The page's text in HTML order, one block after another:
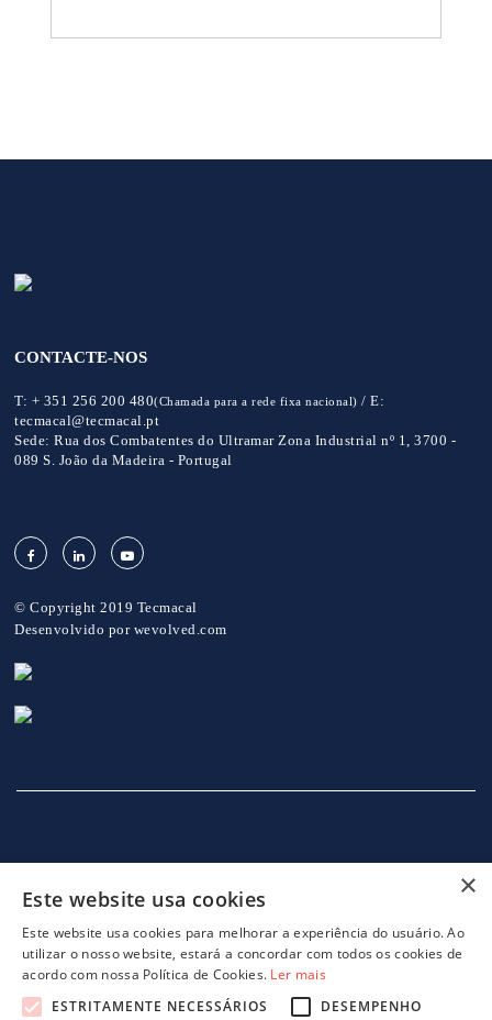
CONTACTE-NOS
T: + 351 256 200 480(Chamada para a rede fixa nacional) /E:
tecmacal@tecmacal.pt
Sede: Rua dos Combatentes do Ultramar Zona Industrial nº 1, 3700 -
089 S. João da Madeira - Portugal
© Copyright 2019 Tecmacal
Desenvolvido por wevolved.com
INÍCIO EMPRESA SERVIÇOS ×
Este website usa cookies
Este website usa cookies para melhorar a experiência do usuário. Ao
utilizar o nosso website, estará a concordar com todos os cookies de
acordo com nossa Política de Cookies. Ler mais
ESTRITAMENTE NECESSÁRIOS
DESEMPENHO